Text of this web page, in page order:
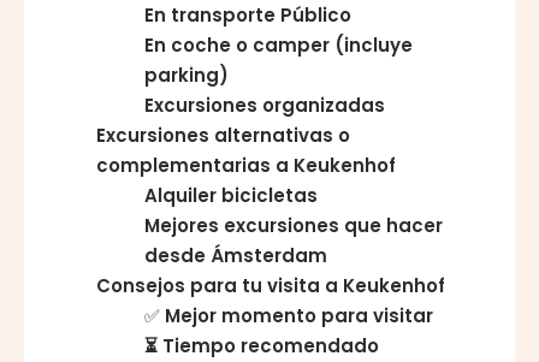
En transporte Público
En coche o camper (incluye
parking)
Excursiones organizadas
Excursiones alternativas o
complementarias a Keukenhof
Alquiler bicicletas
Mejores excursiones que hacer
desde Ámsterdam
Consejos para tu visita a Keukenhof
✅ Mejor momento para visitar
⏳ Tiempo recomendado